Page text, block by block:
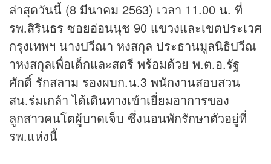
ล่าสุดวันนี้ (8 มีนาคม 2563) เวลา 11.00 น. ที่
รพ.สิรินธร ซอยอ่อนนุช 90 แขวงและเขตประเวศ
กรุงเทพฯ นางปวีณา หงสกุล ประธานมูลนิธิปวีณ
าหงสกุลเพื่อเด็กและสตรี พร้อมด้วย พ.ต.อ.รัฐ
ศักดิ์ รักสลาม รองผบก.น.3 พนักงานสอบสวน
สน.ร่มเกล้า ได้เดินทางเข้าเยี่ยมอาการของ
ลูกสาวคนโตผู้บาดเจ็บ ซึ่งนอนพักรักษาตัวอยู่ที่
รพ.แห่งนี้